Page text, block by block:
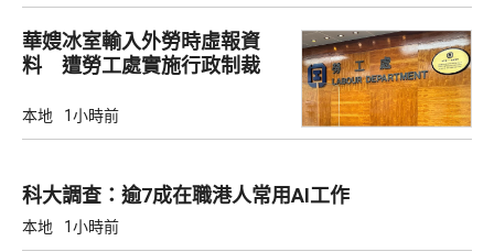
華嫂冰室輸入外勞時虛報資
料 遭勞工處實施行政制裁
本地 1小時前
科大調查：逾7成在職港人常用AI工作
本地 1小時前